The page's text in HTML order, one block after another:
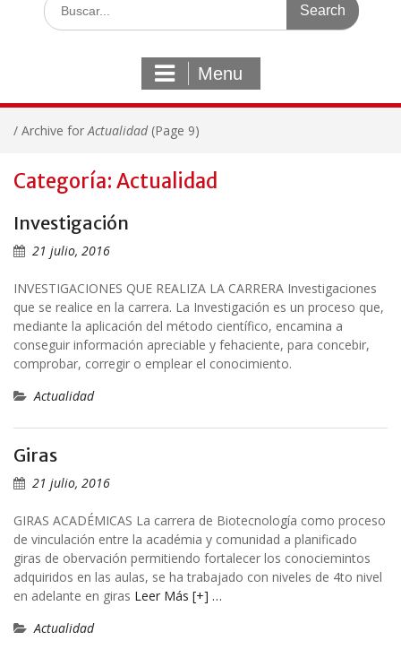
for:
Menu
/ Archive forActualidad(Page 9)
Categoría: Actualidad
Investigación
21 julio, 2016
INVESTIGACIONES QUE REALIZA LA CARRERA Investigaciones
que se realice en la carrera. La Investigación es un proceso que,
mediante la aplicación del método científico, encamina a
conseguir información apreciable y fehaciente, para concebir,
comprobar, corregir o emplear el conocimiento.
Actualidad
Giras
21 julio, 2016
GIRAS ACADÉMICAS La carrera de Biotecnología como proceso
de vinculación entre la académia y comunidad a planificado
giras de obervación permitiendo fortalecer los conociemintos
adquiridos en las aulas, se ha trabajado con niveles de 4to nivel
en adelante en giras Leer Más [+] …
Actualidad